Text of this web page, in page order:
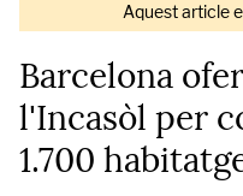
Aquest article
Barcelona
l'Incasòl per
1.700